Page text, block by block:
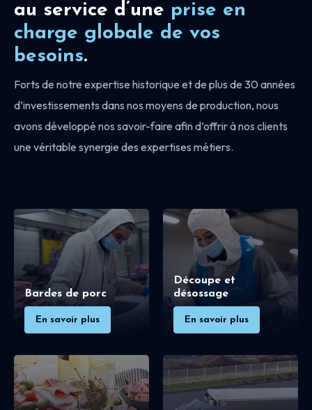
au service d’une prise en
charge globale de vos
besoins.
Forts de notre expertise historique et de plus de 30 années
d’investissements dans nos moyens de production, nous
avons développé nos savoir-faire afin d’offrir à nos clients
une véritable synergie des expertises métiers.
Bardes de porc
En savoir plus
Découpe et
désossage
En savoir plus